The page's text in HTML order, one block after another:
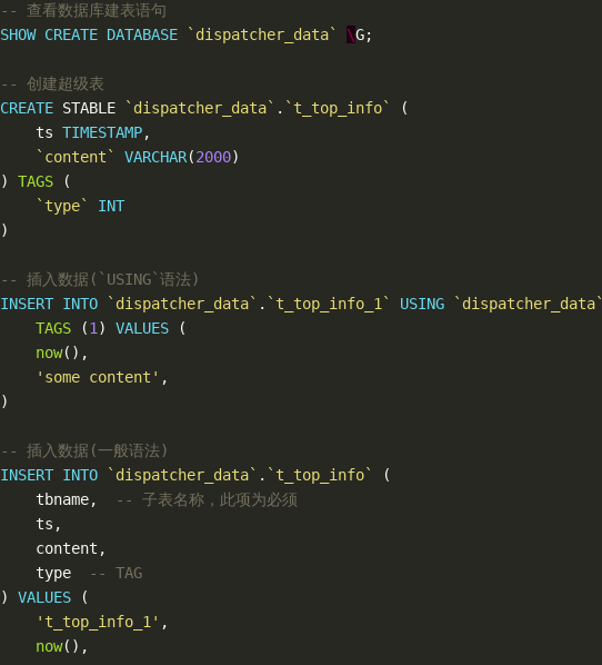
-- 查看数据库建表语句
SHOW CREATE DATABASE `dispatcher_data` \G;
-- 创建超级表
CREATE STABLE `dispatcher_data` . `t_top_info`
(
ts TIMESTAMP,
`content`
VARCHAR(2000)
)
TAGS
(
`type`
INT
)
-- 插入数据(`USING`语法)
INSERT INTO `dispatcher_data` . `t_top_info_1` USING `dispatcher_data`
TAGS
(1) VALUES
(
now(),
'some content' ,
)
-- 插入数据(一般语法)
INSERT INTO `dispatcher_data` . `t_top_info`
(
tbname,
-- 子表名称，此项为必须
ts ,
content ,
type
-- TAG
)
VALUES
(
't_top_info_1' ,
now(),